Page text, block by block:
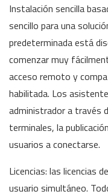
Instalación sencilla
sencillo para una
predeterminada está
comenzar muy
acceso remoto y
habilitada. Los
administrador a través
terminales, la
usuarios a conectarse.
Licencias: las licencias
usuario simultáneo.